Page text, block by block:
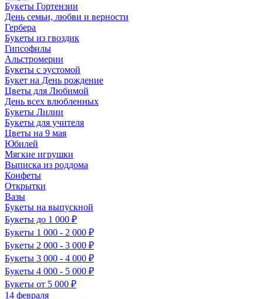
Букеты Гортензии
День семьи, любви и верности
Гербера
Букеты из гвоздик
Гипсофилы
Альстромерии
Букеты с эустомой
Букет на День рождение
Цветы для Любимой
День всех влюбленных
Букеты Лилии
Букеты для учителя
Цветы на 9 мая
Юбилей
Мягкие игрушки
Выписка из роддома
Конфеты
Открытки
Вазы
Букеты на выпускной
Букеты до 1 000 ₽
Букеты 1 000 - 2 000 ₽
Букеты 2 000 - 3 000 ₽
Букеты 3 000 - 4 000 ₽
Букеты 4 000 - 5 000 ₽
Букеты от 5 000 ₽
14 февраля